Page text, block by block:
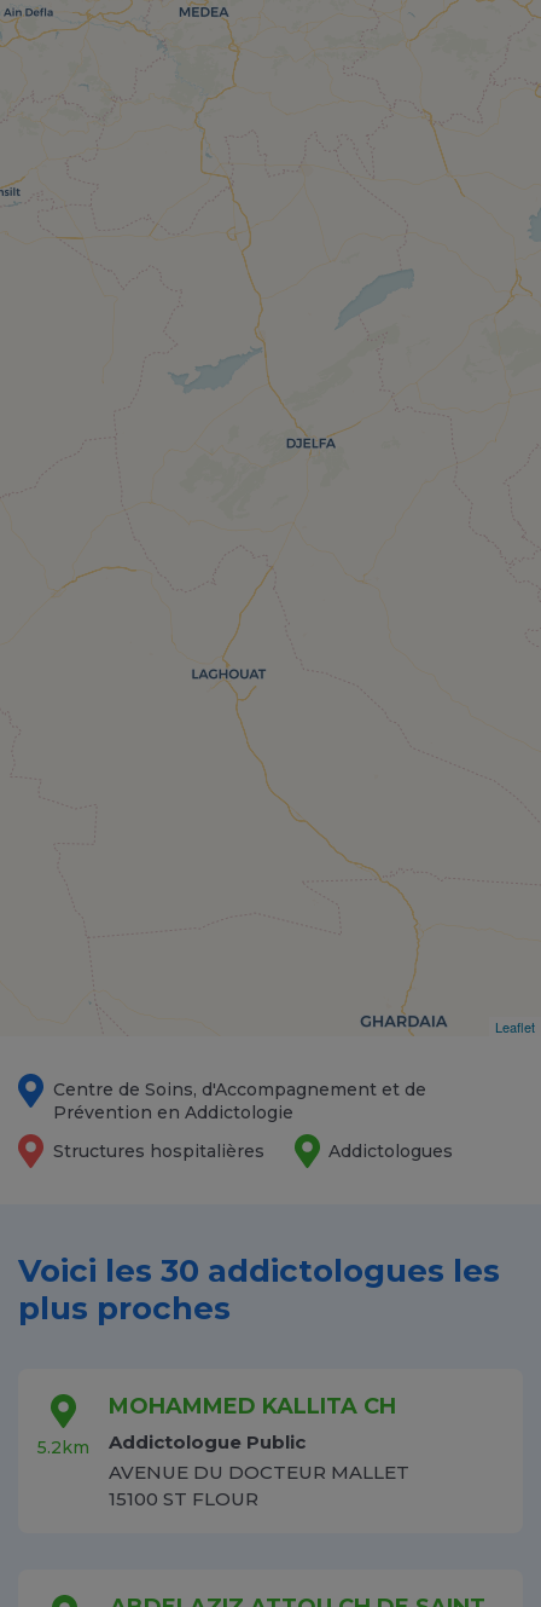
Leaflet
Centre de Soins, d'Accompagnement et de
Prévention en Addictologie
Structures hospitalières
Addictologues
Voici les 30 addictologues les
plus proches
5.2km
MOHAMMED KALLITA CH
Addictologue Public
AVENUE DU DOCTEUR MALLET
15100 ST FLOUR